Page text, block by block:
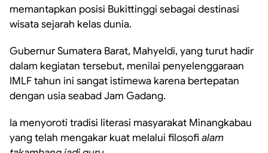
memantapkan posisi Bukittinggi sebagai destinasi
wisata sejarah kelas dunia.
Gubernur Sumatera Barat, Mahyeldi, yang turut hadir
dalam kegiatan tersebut, menilai penyelenggaraan
IMLF tahun ini sangat istimewa karena bertepatan
dengan usia seabad Jam Gadang.
Ia menyoroti tradisi literasi masyarakat Minangkabau
yang telah mengakar kuat melalui filosofialam